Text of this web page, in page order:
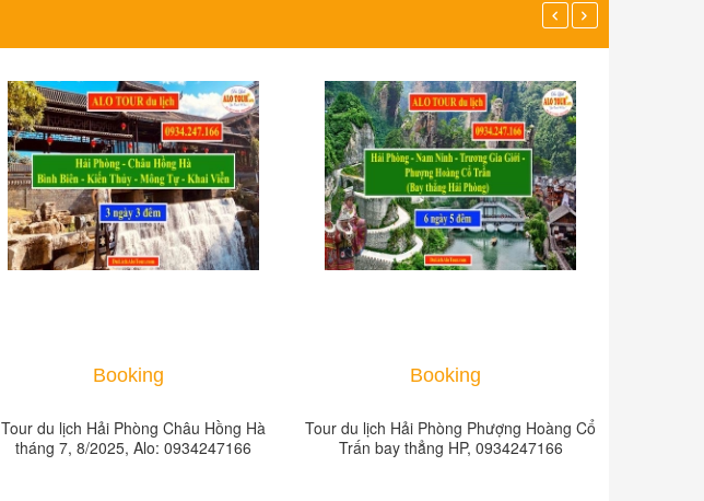
Booking
Tour du lịch Hải Phòng Châu Hồng Hà
tháng 7, 8/2025, Alo: 0934247166
Booking
Tour du lịch Hải Phòng Phượng Hoàng Cổ
Trấn bay thẳng HP, 0934247166